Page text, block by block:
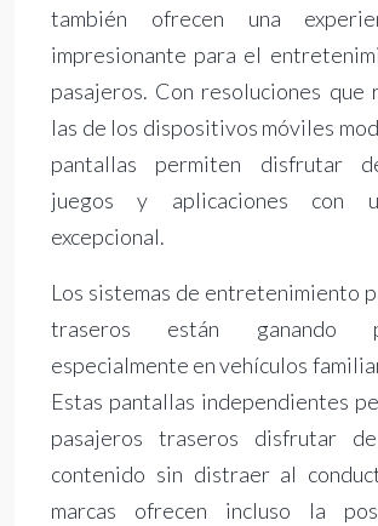
también ofrecen una
impresionante para el
pasajeros. Con resoluciones que
las de los dispositivos móviles
pantallas permiten disfrutar
juegos y aplicaciones con
excepcional.
Los sistemas de entretenimiento
traseros están ganando
especialmente en vehículos
Estas pantallas independientes
pasajeros traseros disfrutar
contenido sin distraer al
marcas ofrecen incluso la